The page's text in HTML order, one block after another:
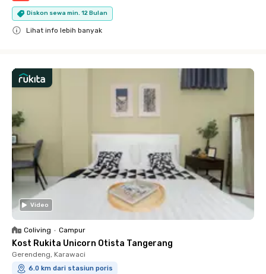
Diskon sewa min. 12 Bulan
Lihat info lebih banyak
Video
Coliving • Campur
Kost Rukita Unicorn Otista Tangerang
Gerendeng, Karawaci
6.0 km dari stasiun poris